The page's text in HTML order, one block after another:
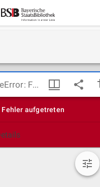
TypeError: Failed to fetch
Fehler aufgetreten